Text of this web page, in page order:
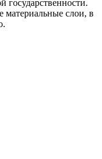
государственности.
материальные слои, в